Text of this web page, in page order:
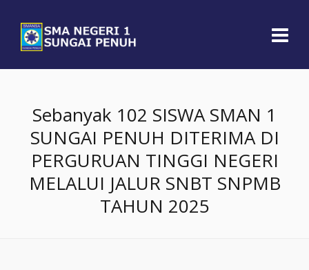
Sebanyak 102 SISWA SMAN 1
SUNGAI PENUH DITERIMA DI
PERGURUAN TINGGI NEGERI
MELALUI JALUR SNBT SNPMB
TAHUN 2025